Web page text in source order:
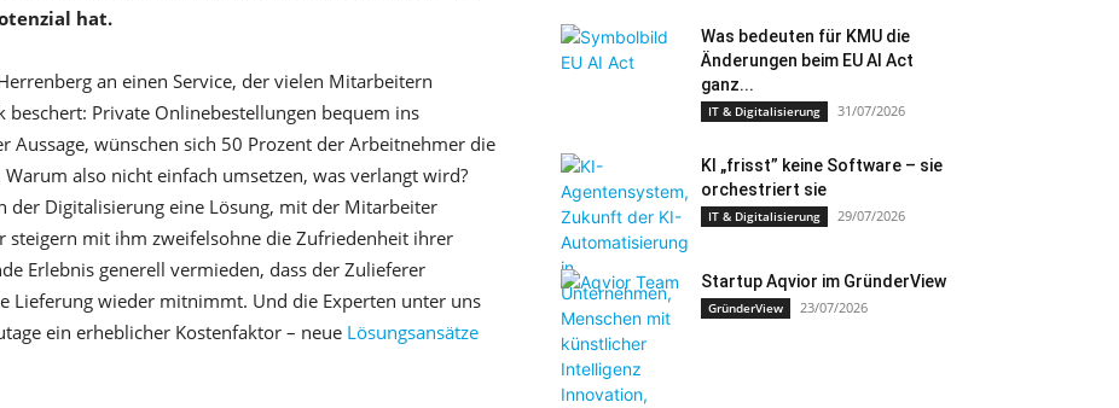
hat.
an einen Service, der vielen Mitarbeitern
Private Onlinebestellungen bequem ins
Aussage, wünschen sich 50 Prozent der Arbeitnehmer die
also nicht einfach umsetzen, was verlangt wird?
der Digitalisierung eine Lösung, mit der Mitarbeiter
mit ihm zweifelsohne die Zufriedenheit ihrer
Erlebnis generell vermieden, dass der Zulieferer
Lieferung wieder mitnimmt. Und die Experten unter uns
ein erheblicher Kostenfaktor – neue Lösungsansätze
Was bedeuten für KMU die
Änderungen beim EU AI Act
ganz...
IT & Digitalisierung 31/07/2026
KI „frisst” keine Software – sie
orchestriert sie
IT & Digitalisierung 29/07/2026
Startup Aqvior im GründerView
GründerView 23/07/2026